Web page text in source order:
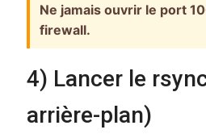
Ne jamais ouvrir le port
firewall.
4) Lancer le
arrière-plan)